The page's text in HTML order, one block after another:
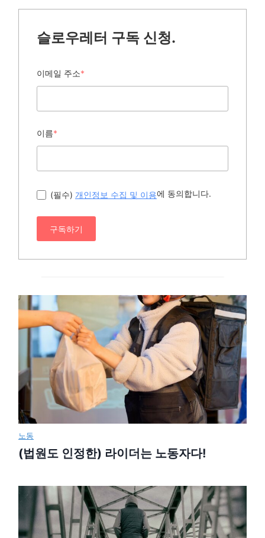
슬로우레터 구독 신청.
이메일 주소*
이름*
(필수) 개인정보 수집 및 이용에 동의합니다.
구독하기
노동
(법원도 인정한) 라이더는 노동자다!